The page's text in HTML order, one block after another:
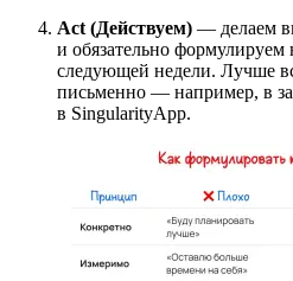
Act (Действуем) — делаем
и обязательно формулируем
следующей недели. Лучше
письменно — например, в
в SingularityApp.